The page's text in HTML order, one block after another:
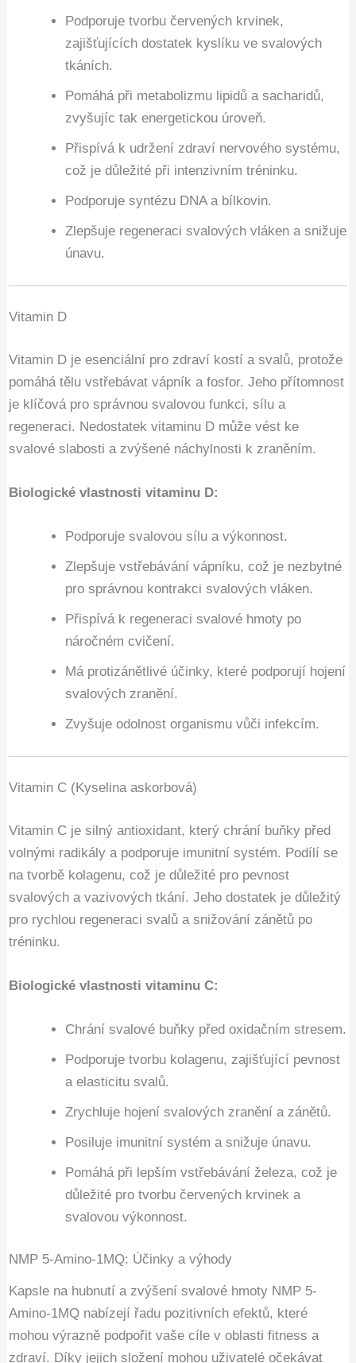
Podporuje tvorbu červených krvinek,
zajišťujících dostatek kyslíku ve svalových
tkáních.
Pomáhá při metabolizmu lipidů a sacharidů,
zvyšujíc tak energetickou úroveň.
Přispívá k udržení zdraví nervového systému,
což je důležité při intenzivním tréninku.
Podporuje syntézu DNA a bílkovin.
Zlepšuje regeneraci svalových vláken a snižuje
únavu.
Vitamin D
Vitamin D je esenciální pro zdraví kostí a svalů, protože
pomáhá tělu vstřebávat vápník a fosfor. Jeho přítomnost
je klíčová pro správnou svalovou funkci, sílu a
regeneraci. Nedostatek vitaminu D může vést ke
svalové slabosti a zvýšené náchylnosti k zraněním.
Biologické vlastnosti vitaminu D:
Podporuje svalovou sílu a výkonnost.
Zlepšuje vstřebávání vápníku, což je nezbytné
pro správnou kontrakci svalových vláken.
Přispívá k regeneraci svalové hmoty po
náročném cvičení.
Má protizánětlivé účinky, které podporují hojení
svalových zranění.
Zvyšuje odolnost organismu vůči infekcím.
Vitamin C (Kyselina askorbová)
Vitamin C je silný antioxidant, který chrání buňky před
volnými radikály a podporuje imunitní systém. Podílí se
na tvorbě kolagenu, což je důležité pro pevnost
svalových a vazivových tkání. Jeho dostatek je důležitý
pro rychlou regeneraci svalů a snižování zánětů po
tréninku.
Biologické vlastnosti vitaminu C:
Chrání svalové buňky před oxidačním stresem.
Podporuje tvorbu kolagenu, zajišťující pevnost
a elasticitu svalů.
Zrychluje hojení svalových zranění a zánětů.
Posiluje imunitní systém a snižuje únavu.
Pomáhá při lepším vstřebávání železa, což je
důležité pro tvorbu červených krvinek a
svalovou výkonnost.
NMP 5-Amino-1MQ: Účinky a výhody
Kapsle na hubnutí a zvýšení svalové hmoty NMP 5-
Amino-1MQ nabízejí řadu pozitivních efektů, které
mohou výrazně podpořit vaše cíle v oblasti fitness a
zdraví. Díky jejich složení mohou uživatelé očekávat